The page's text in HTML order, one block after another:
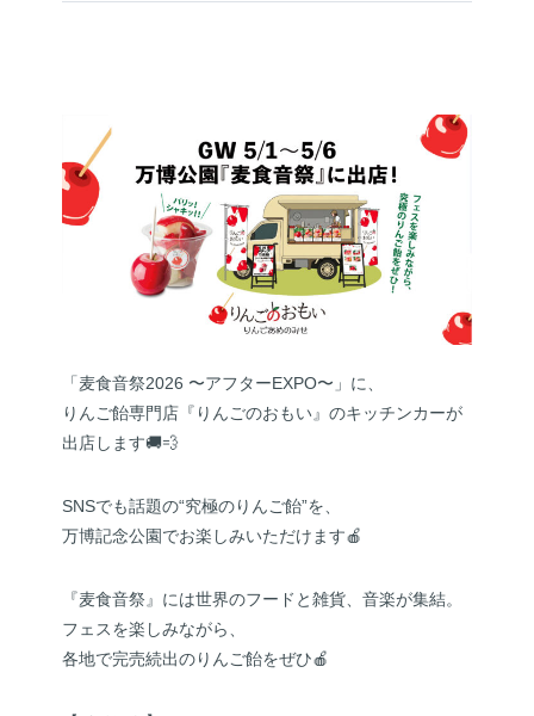
「麦食音祭2026 〜アフターEXPO〜」に、
りんご飴専門店『りんごのおもい』のキッチンカーが
出店します🚚💨
SNSでも話題の“究極のりんご飴”を、
万博記念公園でお楽しみいただけます🍎
『麦食音祭』には世界のフードと雑貨、音楽が集結。
フェスを楽しみながら、
各地で完売続出のりんご飴をぜひ🍎